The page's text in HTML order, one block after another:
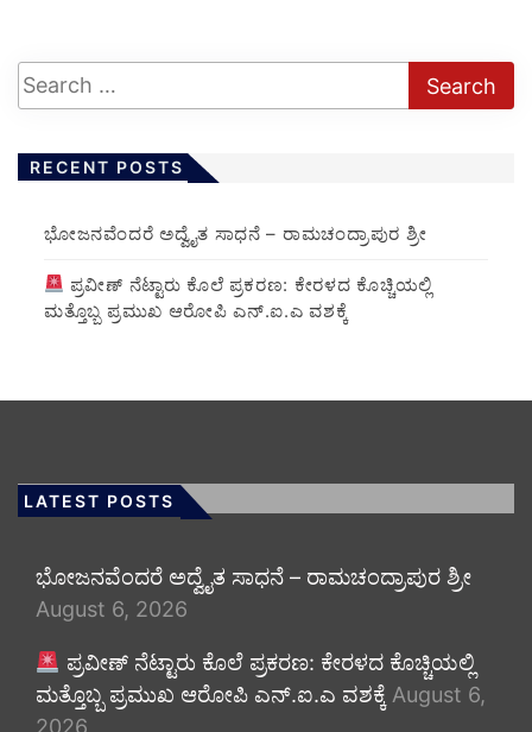
RECENT POSTS
ಭೋಜನವೆಂದರೆ ಅದ್ವೈತ ಸಾಧನೆ – ರಾಮಚಂದ್ರಾಪುರ ಶ್ರೀ
ಪ್ರವೀಣ್ ನೆಟ್ಟಾರು ಕೊಲೆ ಪ್ರಕರಣ: ಕೇರಳದ ಕೊಚ್ಚಿಯಲ್ಲಿ
ಮತ್ತೊಬ್ಬ ಪ್ರಮುಖ ಆರೋಪಿ ಎನ್.ಐ.ಎ ವಶಕ್ಕೆ
LATEST POSTS
ಭೋಜನವೆಂದರೆ ಅದ್ವೈತ ಸಾಧನೆ – ರಾಮಚಂದ್ರಾಪುರ ಶ್ರೀ
August 6, 2026
ಪ್ರವೀಣ್ ನೆಟ್ಟಾರು ಕೊಲೆ ಪ್ರಕರಣ: ಕೇರಳದ ಕೊಚ್ಚಿಯಲ್ಲಿ
ಮತ್ತೊಬ್ಬ ಪ್ರಮುಖ ಆರೋಪಿ ಎನ್.ಐ.ಎ ವಶಕ್ಕೆ August 6,
2026